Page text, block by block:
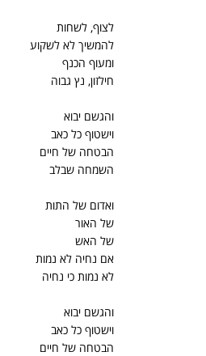
לצוף, לשחות
להמשיך לא לשקוע
ומעוף הכנף
חילזון, נץ גבוה
והגשם יבוא
וישטוף כל כאב
הבטחה של חיים
השמחה שבלב
ואדום של התות
של האור
של האש
אם נחיה לא נמות
לא נמות כי נחיה
והגשם יבוא
וישטוף כל כאב
הבטחה של חיים